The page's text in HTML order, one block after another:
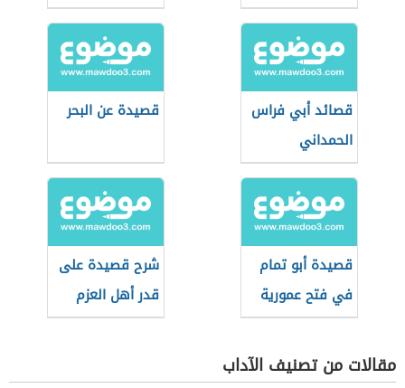
قصائد أبي فراس
الحمداني
قصيدة عن البحر
قصيدة أبو تمام
في فتح عمورية
شرح قصيدة على
قدر أهل العزم
مقالات من تصنيف الآداب